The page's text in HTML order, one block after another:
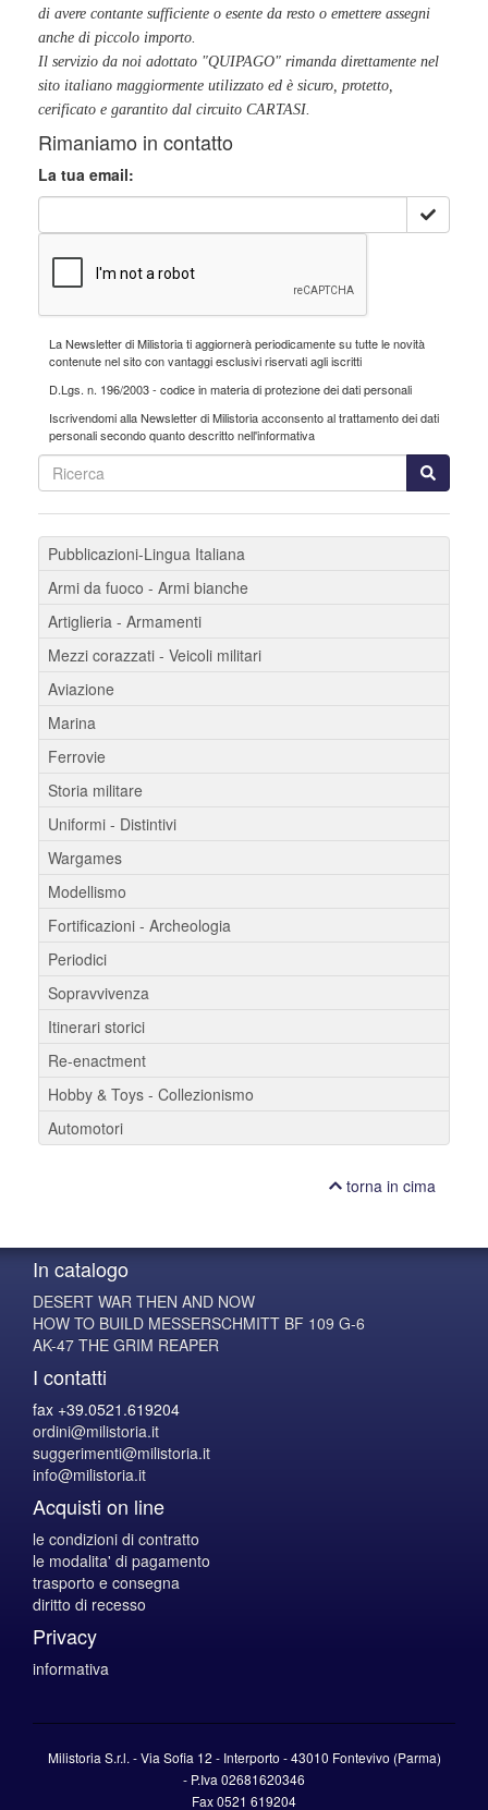
di avere contante sufficiente o esente da resto o emettere assegni
anche di piccolo importo.
Il servizio da noi adottato "QUIPAGO" rimanda direttamente nel
sito italiano maggiormente utilizzato ed è sicuro, protetto,
cerificato e garantito dal circuito CARTASI.
Rimaniamo in contatto
La tua email:
La Newsletter di Milistoria ti aggiornerà periodicamente su tutte le novità
contenute nel sito con vantaggi esclusivi riservati agli iscritti
D.Lgs. n. 196/2003 - codice in materia di protezione dei dati personali
Iscrivendomi alla Newsletter diMilistoriaacconsento al trattamento dei dati
personali secondo quanto descritto nell'informativa
Pubblicazioni-Lingua Italiana
Armi da fuoco - Armi bianche
Artiglieria - Armamenti
Mezzi corazzati - Veicoli militari
Aviazione
Marina
Ferrovie
Storia militare
Uniformi - Distintivi
Wargames
Modellismo
Fortificazioni - Archeologia
Periodici
Sopravvivenza
Itinerari storici
Re-enactment
Hobby & Toys - Collezionismo
Automotori
torna in cima
In catalogo
DESERT WAR THEN AND NOW
HOW TO BUILD MESSERSCHMITT BF 109 G-6
AK-47 THE GRIM REAPER
I contatti
fax +39.0521.619204
ordini@milistoria.it
suggerimenti@milistoria.it
info@milistoria.it
Acquisti on line
le condizioni di contratto
le modalita' di pagamento
trasporto e consegna
diritto di recesso
Privacy
informativa
Milistoria S.r.l. - Via Sofia 12 - Interporto - 43010 Fontevivo (Parma)
- P.Iva 02681620346
Fax 0521 619204